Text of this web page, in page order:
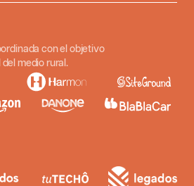
con el objetivo
medio rural.